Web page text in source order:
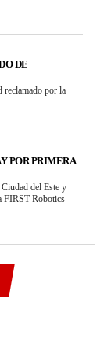
DE
reclamado por la
POR PRIMERA
del Este y
FIRST Robotics